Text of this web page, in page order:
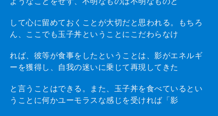
して心に留めておくことが大切だと思われる。もちろ
ん、ここでも玉子丼ということにこだわらなけ
れば、彼等が食事をしたということは、影がエネルギ
ーを獲得し、自我の迷いに乗じて再現してきた
と言うことはできる。また、玉子丼を食べているとい
うことに何かユーモラスな感じを受ければ「影